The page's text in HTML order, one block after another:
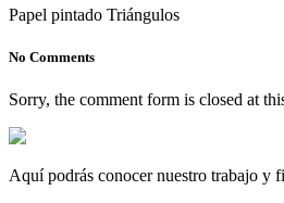
Papel pintado Triángulos
No Comments
Sorry, the comment form is closed at
Aquí podrás conocer nuestro trabajo y